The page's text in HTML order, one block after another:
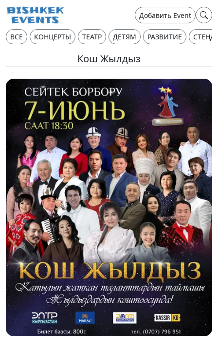
Добавить Event
ВСЕ КОНЦЕРТЫ ТЕАТР ДЕТЯМ РАЗВИТИЕ
Кош Жылдыз